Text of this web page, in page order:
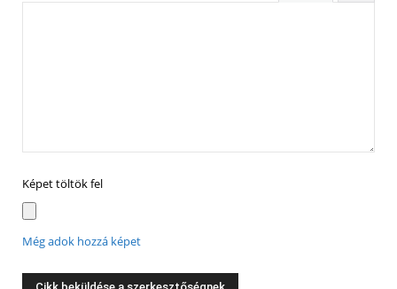
Képet töltök fel
Még adok hozzá képet